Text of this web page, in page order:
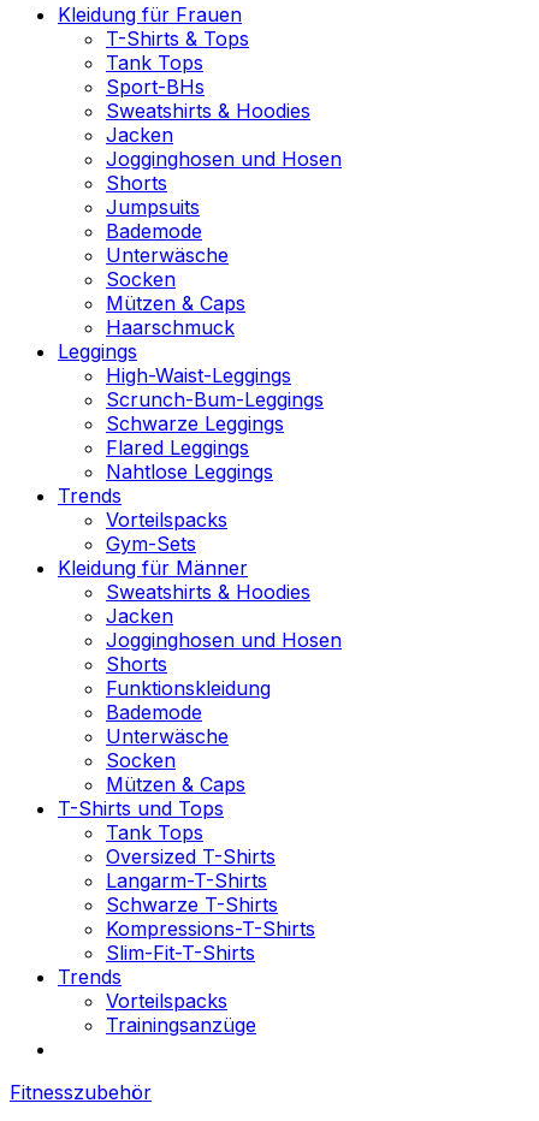
Kleidung für Frauen
T-Shirts & Tops
Tank Tops
Sport-BHs
Sweatshirts & Hoodies
Jacken
Jogginghosen und Hosen
Shorts
Jumpsuits
Bademode
Unterwäsche
Socken
Mützen & Caps
Haarschmuck
Leggings
High-Waist-Leggings
Scrunch-Bum-Leggings
Schwarze Leggings
Flared Leggings
Nahtlose Leggings
Trends
Vorteilspacks
Gym-Sets
Kleidung für Männer
Sweatshirts & Hoodies
Jacken
Jogginghosen und Hosen
Shorts
Funktionskleidung
Bademode
Unterwäsche
Socken
Mützen & Caps
T-Shirts und Tops
Tank Tops
Oversized T-Shirts
Langarm-T-Shirts
Schwarze T-Shirts
Kompressions-T-Shirts
Slim-Fit-T-Shirts
Trends
Vorteilspacks
Trainingsanzüge
Fitnesszubehör